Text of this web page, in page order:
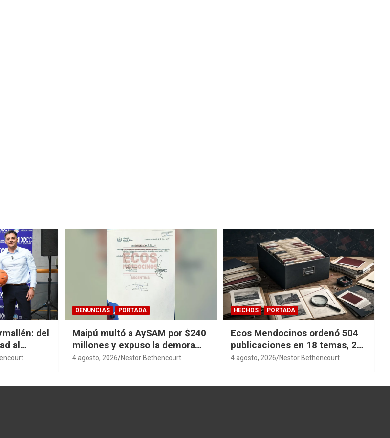
del
al
DENUNCIAS PORTADA
Maipú multó a AySAM por $240
millones y expuso la demora
cloacal en Guaymallén
4 agosto, 2026 Nestor Bethencourt
HECHOS PORTADA
Ecos Mendocinos ordenó 504
publicaciones en 18 temas, 27
sagas y 14 índices para
4 agosto, 2026 Nestor Bethencourt